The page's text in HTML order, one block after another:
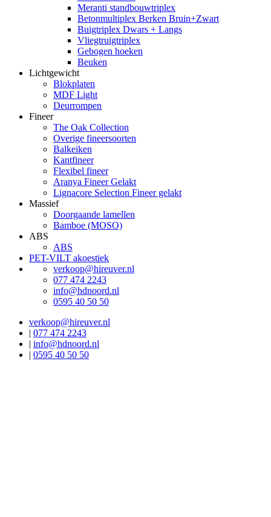
Meranti standbouwtriplex
Betonmultiplex Berken Bruin+Zwart
Buigtriplex Dwars + Langs
Vliegtruigtriplex
Gebogen hoeken
Beuken
Lichtgewicht
Blokplaten
MDF Light
Deurrompen
Fineer
The Oak Collection
Overige fineersoorten
Balkeiken
Kantfineer
Flexibel fineer
Aranya Fineer Gelakt
Lignacore Selection Fineer gelakt
Massief
Doorgaande lamellen
Bamboe (MOSO)
ABS
ABS
PET-VILT akoestiek
verkoop@hireuver.nl
077 474 2243
info@hdnoord.nl
0595 40 50 50
verkoop@hireuver.nl
| 077 474 2243
| info@hdnoord.nl
| 0595 40 50 50